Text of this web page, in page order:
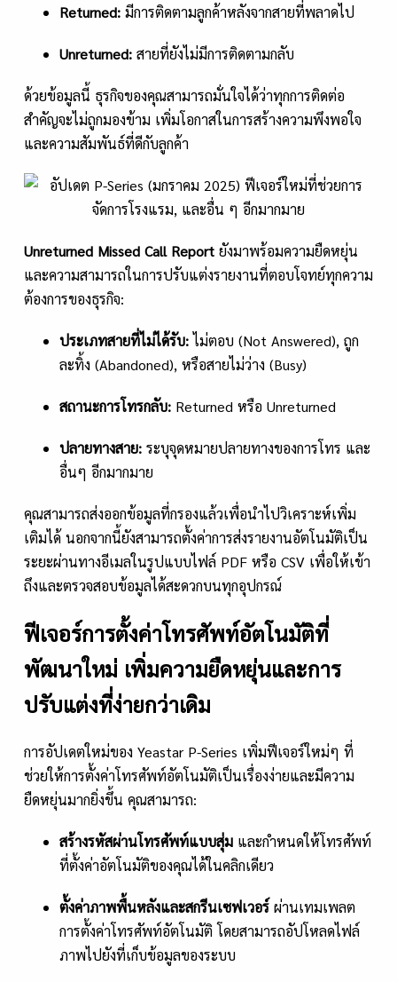
Returned: มีการติดตามลูกค้าหลังจากสายที่พลาดไป
Unreturned: สายที่ยังไม่มีการติดตามกลับ
ด้วยข้อมูลนี้ ธุรกิจของคุณสามารถมั่นใจได้ว่าทุกการติดต่อ
สำคัญจะไม่ถูกมองข้าม เพิ่มโอกาสในการสร้างความพึงพอใจ
และความสัมพันธ์ที่ดีกับลูกค้า
Unreturned Missed Call Report ยังมาพร้อมความยืดหยุ่น
และความสามารถในการปรับแต่งรายงานที่ตอบโจทย์ทุกความ
ต้องการของธุรกิจ:
ประเภทสายที่ไม่ได้รับ:ไม่ตอบ (Not Answered), ถูก
ละทิ้ง (Abandoned), หรือสายไม่ว่าง (Busy)
สถานะการโทรกลับ: Returned หรือ Unreturned
ปลายทางสาย: ระบุจุดหมายปลายทางของการโทร และ
อื่นๆ อีกมากมาย
คุณสามารถส่งออกข้อมูลที่กรองแล้วเพื่อนำไปวิเคราะห์เพิ่ม
เติมได้ นอกจากนี้ยังสามารถตั้งค่าการส่งรายงานอัตโนมัติเป็น
ระยะผ่านทางอีเมลในรูปแบบไฟล์ PDF หรือ CSV เพื่อให้เข้า
ถึงและตรวจสอบข้อมูลได้สะดวกบนทุกอุปกรณ์
ฟีเจอร์การตั้งค่าโทรศัพท์อัตโนมัติที่
พัฒนาใหม่ เพิ่มความยืดหยุ่นและการ
ปรับแต่งที่ง่ายกว่าเดิม
การอัปเดตใหม่ของ Yeastar P-Series เพิ่มฟีเจอร์ใหม่ๆ ที่
ช่วยให้การตั้งค่าโทรศัพท์อัตโนมัติเป็นเรื่องง่ายและมีความ
ยืดหยุ่นมากยิ่งขึ้น คุณสามารถ:
สร้างรหัสผ่านโทรศัพท์แบบสุ่ม และกำหนดให้โทรศัพท์
ที่ตั้งค่าอัตโนมัติของคุณได้ในคลิกเดียว
ตั้งค่าภาพพื้นหลังและสกรีนเซฟเวอร์ ผ่านเทมเพลต
การตั้งค่าโทรศัพท์อัตโนมัติ โดยสามารถอัปโหลดไฟล์
ภาพไปยังที่เก็บข้อมูลของระบบ